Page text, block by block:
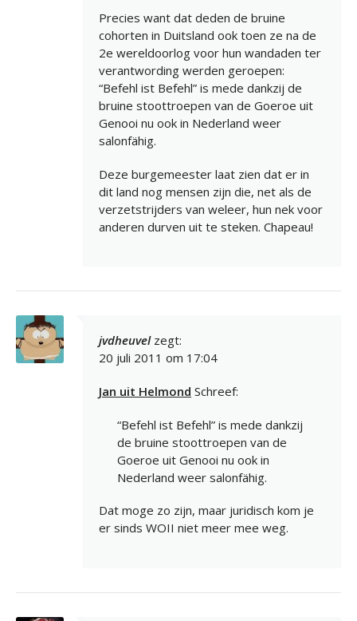
Precies want dat deden de bruine
cohorten in Duitsland ook toen ze na de
2e wereldoorlog voor hun wandaden ter
verantwording werden geroepen:
“Befehl ist Befehl” is mede dankzij de
bruine stoottroepen van de Goeroe uit
Genooi nu ook in Nederland weer
salonfähig.
Deze burgemeester laat zien dat er in
dit land nog mensen zijn die, net als de
verzetstrijders van weleer, hun nek voor
anderen durven uit te steken. Chapeau!
jvdheuvel zegt:
20 juli 2011 om 17:04
Jan uit Helmond Schreef:
“Befehl ist Befehl” is mede dankzij
de bruine stoottroepen van de
Goeroe uit Genooi nu ook in
Nederland weer salonfähig.
Dat moge zo zijn, maar juridisch kom je
er sinds WOII niet meer mee weg.